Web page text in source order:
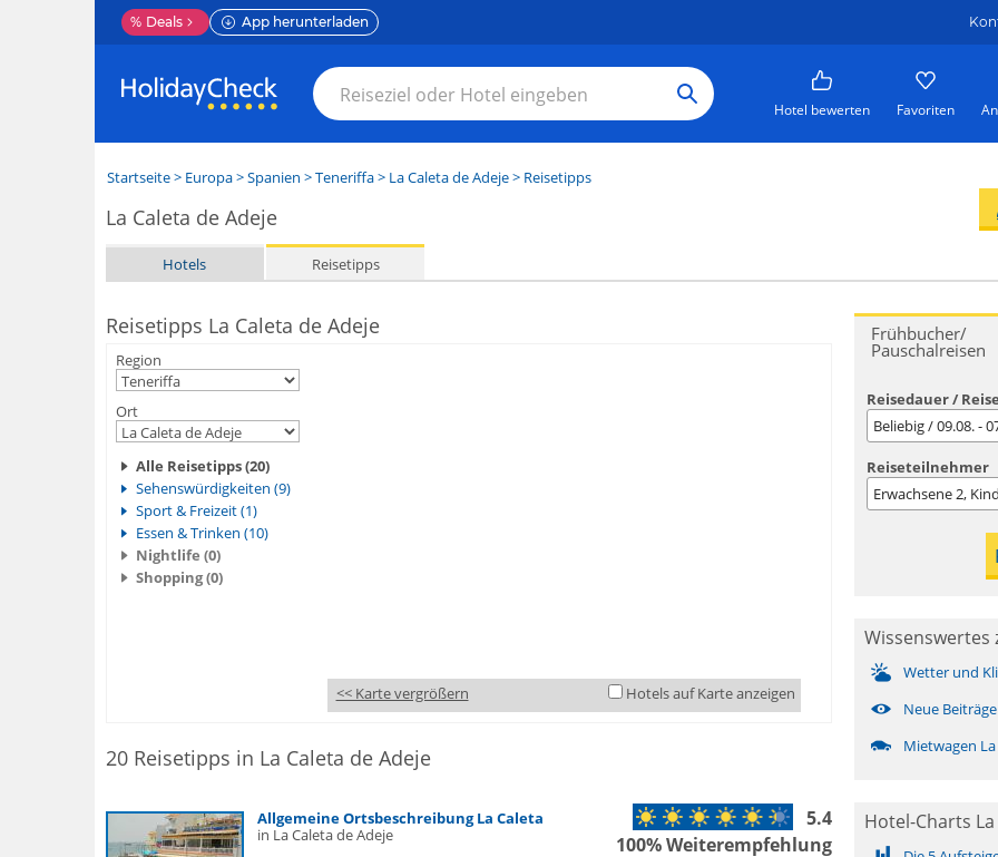
% Deals App herunterladen
Hotel bewerten Favoriten
Startseite> Europa>Spanien >Teneriffa> La Caleta de Adeje> Reisetipps
La Caleta de Adeje
Hotels Reisetipps
Reisetipps La Caleta de Adeje
Region
Ort
Alle Reisetipps (20)
Sehenswürdigkeiten (9)
Sport & Freizeit (1)
Essen & Trinken (10)
Nightlife (0)
Shopping (0)
<< Karte vergrößern Hotels auf Karte anzeigen
20 Reisetipps in La Caleta de Adeje
Allgemeine Ortsbeschreibung La Caleta
in La Caleta de Adeje
5.4
100% Weiterempfehlung
Frühbucher/
Pauschalreisen
Reisedauer /
Beliebig / 09.08. -
Reiseteilnehmer
Erwachsene2,
Wissenswertes
Wetter und
Neue
Mietwagen
Hotel-Charts